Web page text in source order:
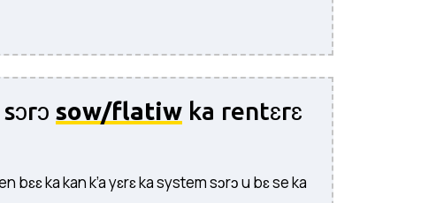
sow/flatiw ka rentɛrɛ
bɛɛ ka kan k’a yɛrɛ ka system sɔrɔ u bɛ se ka